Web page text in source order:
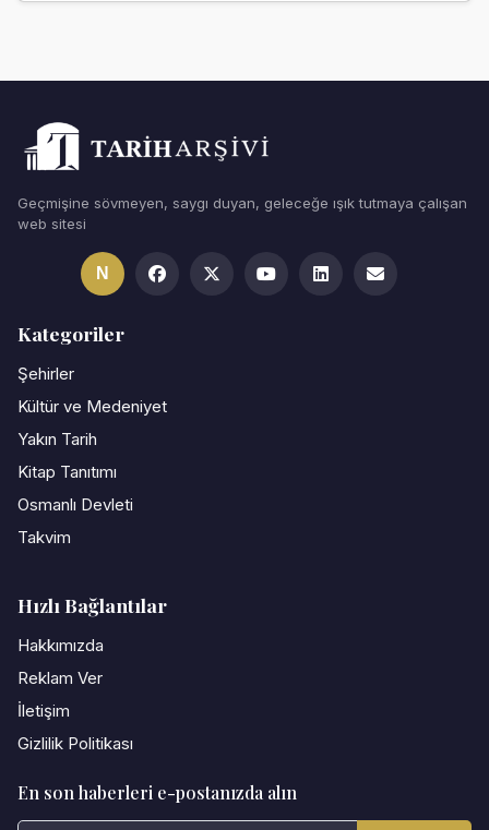
Geçmişine sövmeyen, saygı duyan, geleceğe ışık tutmaya çalışan
web sitesi
N
Kategoriler
Şehirler
Kültür ve Medeniyet
Yakın Tarih
Kitap Tanıtımı
Osmanlı Devleti
Takvim
Hızlı Bağlantılar
Hakkımızda
Reklam Ver
İletişim
Gizlilik Politikası
En son haberleri e-postanızda alın